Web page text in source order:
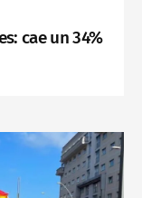
cae un 34%